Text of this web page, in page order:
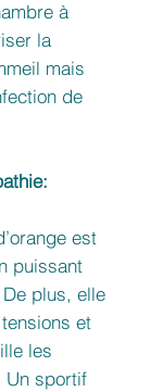
à
la
mais
de
est
puissant
plus, elle
et
les
Un sportif